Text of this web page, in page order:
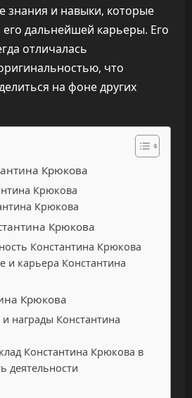
знания и навыки, которые
его дальнейшей карьеры. Его
отличалась
что
на фоне других
Крюкова
Крюкова
Крюкова
Крюкова
Константина Крюкова
и карьера Константина
Крюкова
награды Константина
Константина Крюкова в
деятельности